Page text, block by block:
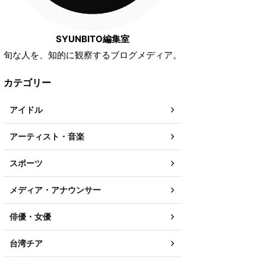
SYUNBITO編集室
旬な人を、知的に観察するブログメディア。
カテゴリー
アイドル
アーティスト・音楽
スポーツ
メディア・アナウンサー
俳優・女優
台湾チア